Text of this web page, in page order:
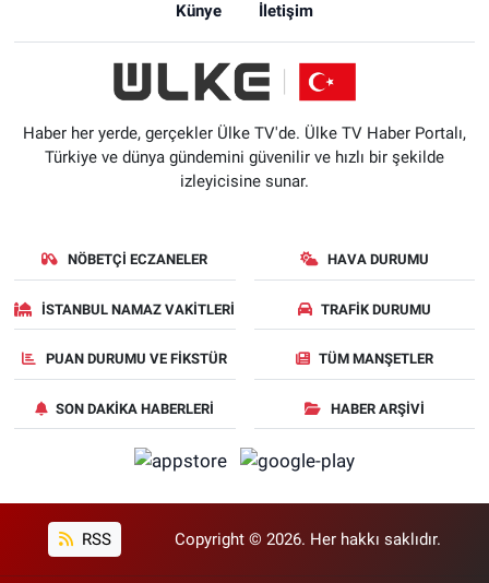
Künye
İletişim
Haber her yerde, gerçekler Ülke TV'de. Ülke TV Haber Portalı,
Türkiye ve dünya gündemini güvenilir ve hızlı bir şekilde
izleyicisine sunar.
NÖBETÇI ECZANELER HAVA DURUMU
İSTANBUL NAMAZ VAKITLERI TRAFIK DURUMU
PUAN DURUMU VE FIKSTÜR TÜM MANŞETLER
SON DAKIKA HABERLERI HABER ARŞIVI
RSS Copyright © 2026. Her hakkı saklıdır.